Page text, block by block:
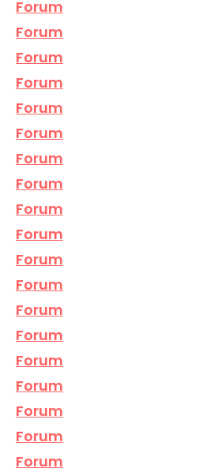
Forum
Forum
Forum
Forum
Forum
Forum
Forum
Forum
Forum
Forum
Forum
Forum
Forum
Forum
Forum
Forum
Forum
Forum
Forum